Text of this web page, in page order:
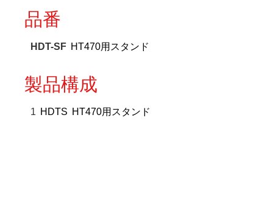
品番
HDT-SF HT470用スタンド
製品構成
1 HDTS HT470用スタンド